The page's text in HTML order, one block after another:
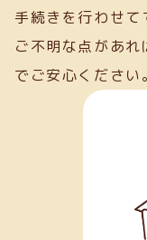
手続きを行わせ
ご不明な点があ
でご安心ください。